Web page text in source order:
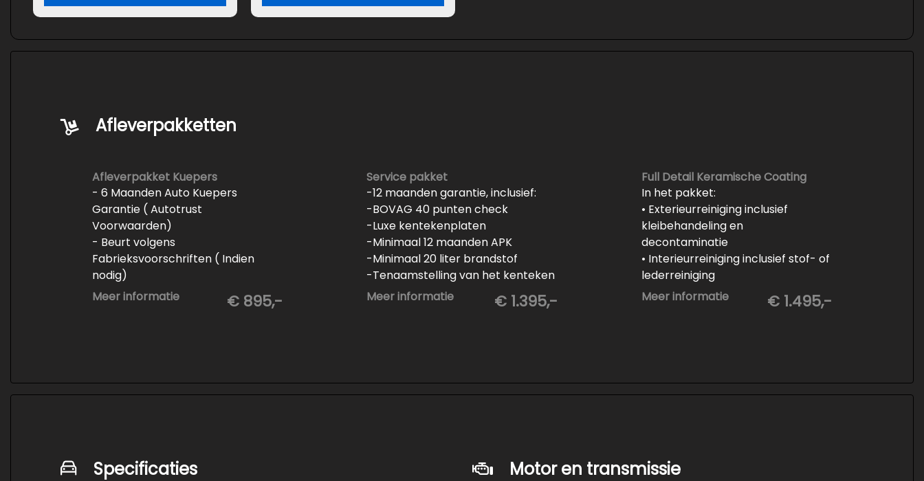
Afleverpakketten
Afleverpakket Kuepers
- 6 Maanden Auto Kuepers
Garantie ( Autotrust
Voorwaarden)
- Beurt volgens
Fabrieksvoorschriften ( Indien
nodig)
- Minimaal 6 maanden APK
- Minimaal 3 mm banden profiel
- Poetsen binnen en buiten
Meer informatie € 895,-
Service pakket
-12 maanden garantie, inclusief:
-BOVAG 40 punten check
-Luxe kentekenplaten
-Minimaal 12 maanden APK
-Minimaal 20 liter brandstof
-Tenaamstelling van het kenteken
-Vrijwaren van de inruilauto
Meer informatie € 1.395,-
Full Detail Keramische Coating
In het pakket:
• Exterieurreiniging inclusief
kleibehandeling en
decontaminatie
• Interieurreiniging inclusief stof- of
lederreiniging
• 3-staps lakcorrectie
• Keramische Coating (+/- 5 jaar)
Meer informatie € 1.495,-
Specificaties Motor en transmissie